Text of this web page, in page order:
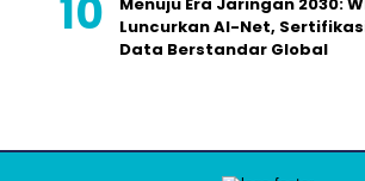
Luncurkan AI-Net,
Data Berstandar Global